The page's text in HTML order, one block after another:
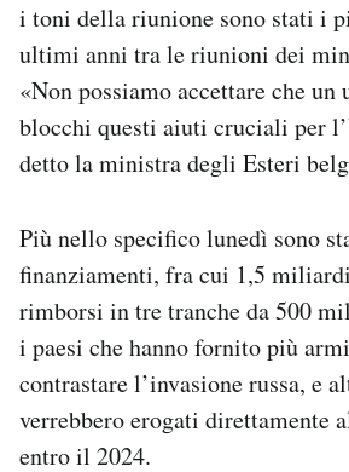
i toni della riunione sono stati i
ultimi anni tra le riunioni dei
«Non possiamo accettare che un
blocchi questi aiuti cruciali per
detto la ministra degli Esteri
Più nello specifico lunedì sono
finanziamenti, fra cui 1,5
rimborsi in tre tranche da 500
i paesi che hanno fornito più
contrastare l’invasione russa, e
verrebbero erogati direttamente
entro il 2024.